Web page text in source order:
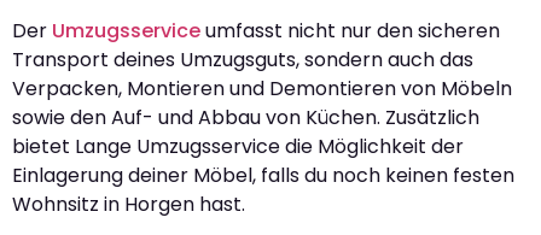
Der Umzugsserviceumfasst nicht nur den sicheren
Transport deines Umzugsguts, sondern auch das
Verpacken, Montieren und Demontieren von Möbeln
sowie den Auf- und Abbau von Küchen. Zusätzlich
bietet Lange Umzugsservice die Möglichkeit der
Einlagerung deiner Möbel, falls du noch keinen festen
Wohnsitz in Horgen hast.